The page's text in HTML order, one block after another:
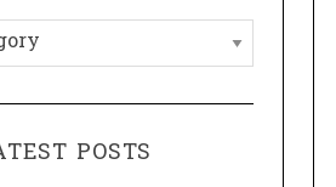
POSTS